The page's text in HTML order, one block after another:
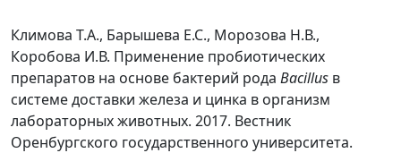
Климова Т.А., Барышева Е.С., Морозова Н.В.,
Коробова И.В. Применение пробиотических
препаратов на основе бактерий рода Bacillus в
системе доставки железа и цинка в организм
лабораторных животных. 2017. Вестник
Оренбургского государственного университета.